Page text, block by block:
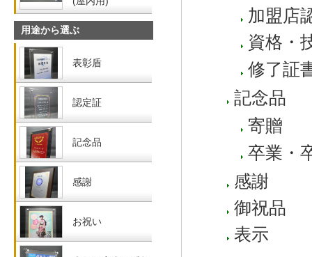
加盟店
資格・
修了証
記念品
寄贈
卒業・
感謝
御祝品
表示
用途から選ぶ
表彰盾
認定証
記念品
感謝
お祝い